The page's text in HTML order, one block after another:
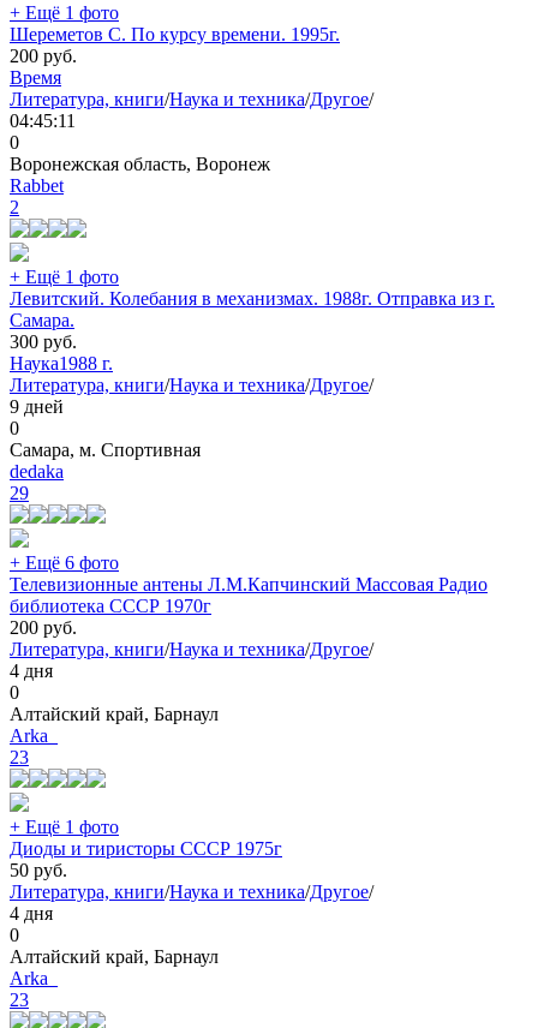
+ Ещё 1 фото
Шереметов С. По курсу времени. 1995г.
200 руб.
Время
Литература, книги/Наука и техника/Другое/
04:45:11
0
Воронежская область, Воронеж
Rabbet
2
+ Ещё 1 фото
Левитский. Колебания в механизмах. 1988г. Отправка из г.
Самара.
300 руб.
Наука1988 г.
Литература, книги/Наука и техника/Другое/
9 дней
0
Самара, м. Спортивная
dedaka
29
+ Ещё 6 фото
Телевизионные антены Л.М.Капчинский Массовая Радио
библиотека СССР 1970г
200 руб.
Литература, книги/Наука и техника/Другое/
4 дня
0
Алтайский край, Барнаул
Arka_
23
+ Ещё 1 фото
Диоды и тиристоры СССР 1975г
50 руб.
Литература, книги/Наука и техника/Другое/
4 дня
0
Алтайский край, Барнаул
Arka_
23